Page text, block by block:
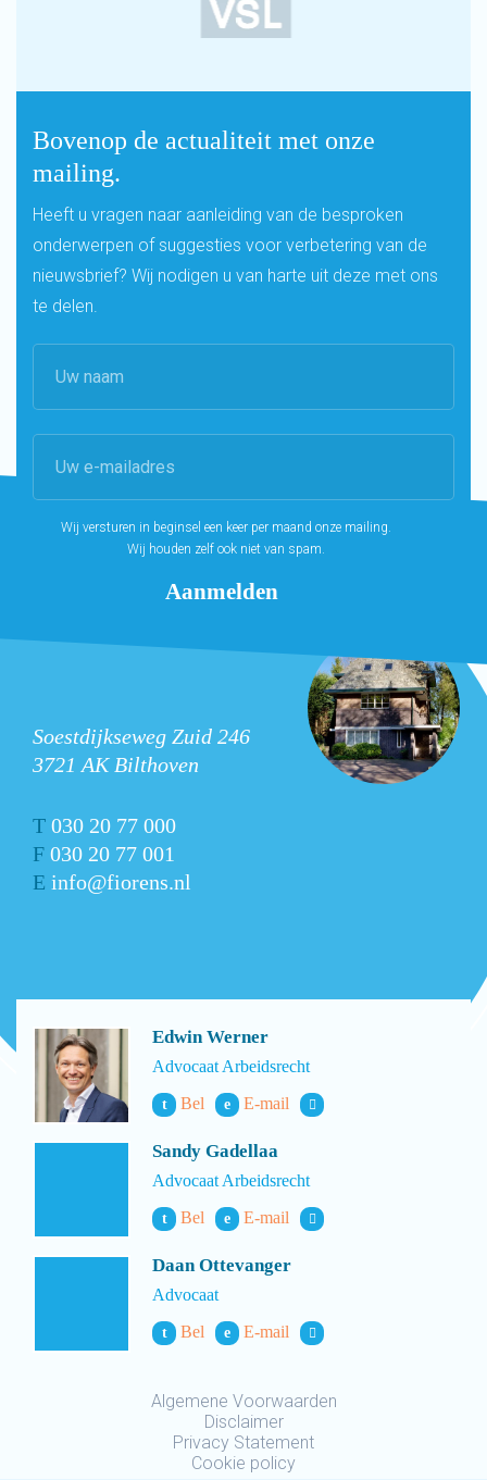
Bovenop de actualiteit met onze
mailing.
Heeft u vragen naar aanleiding van de besproken
onderwerpen of suggesties voor verbetering van de
nieuwsbrief? Wij nodigen u van harte uit deze met ons
te delen.
Wij versturen in beginsel een keer per maand onze mailing.
Wij houden zelf ook niet van spam.
Soestdijkseweg Zuid 246
3721 AK Bilthoven
T 030 20 77 000
F 030 20 77 001
E info@fiorens.nl
Edwin Werner
Advocaat Arbeidsrecht
t Bel e E-mail
Sandy Gadellaa
Advocaat Arbeidsrecht
t Bel e E-mail
Daan Ottevanger
Advocaat
t Bel e E-mail
Algemene Voorwaarden
Disclaimer
Privacy Statement
Cookie policy